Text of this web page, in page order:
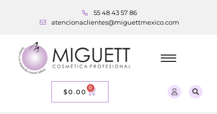
55 48 43 57 86
atencionaclientes@miguettmexico.com
$0.00 0